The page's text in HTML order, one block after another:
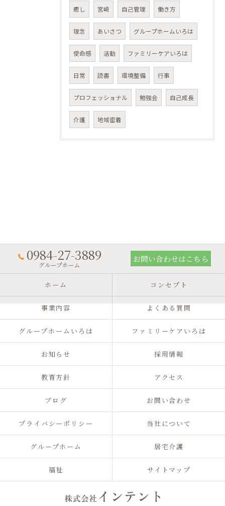
癒し 宮崎 自己管理 働き方
理念 あいさつ グループホームいろは
使命感 活動 ファミリーケアいろは
日常 読書 環境整備 行事
プロフェッショナル 勉強会 自己成長
介護 地域密着
0984-27-3889
グループホーム
お問い合わせはこちら
ホーム コンセプト
事業内容 よくある質問
グループホームいろは ファミリーケアいろは
お知らせ 採用情報
教育方針 アクセス
ブログ お問い合わせ
プライバシーポリシー 当社について
グループホーム 居宅介護
福祉 サイトマップ